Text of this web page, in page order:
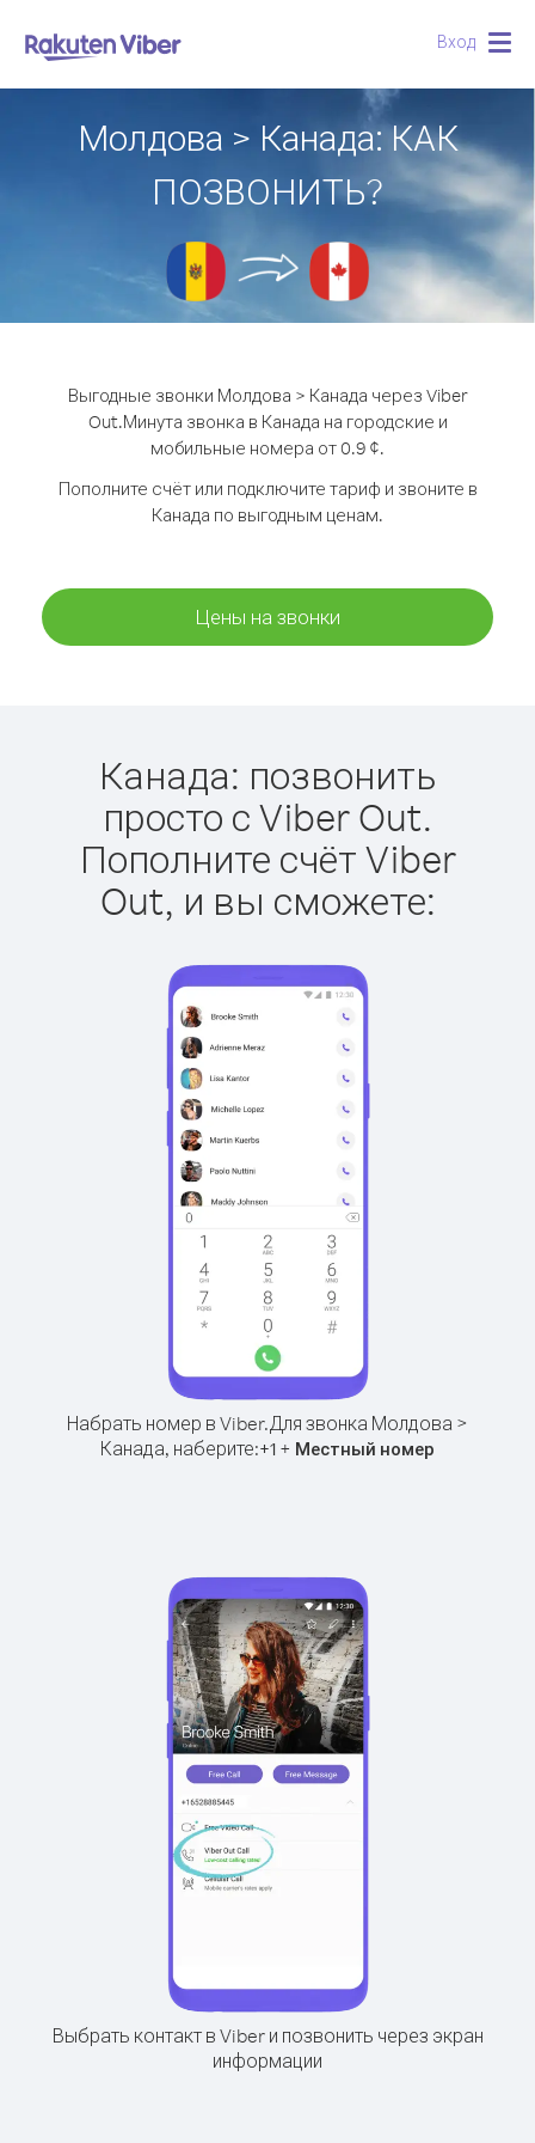
Вход
Молдова > Канада: КАК
ПОЗВОНИТЬ?
Выгодные звонки Молдова > Канада через Viber
Out.Минута звонка в Канада на городские и
мобильные номера от 0.9 ¢.
Пополните счёт или подключите тариф и звоните в
Канада по выгодным ценам.
Цены на звонки
Канада: позвонить
просто с Viber Out.
Пополните счёт Viber
Out, и вы сможете:
Набрать номер в Viber.Для звонка Молдова >
Канада, наберите:+1 + Местный номер
Выбрать контакт в Viber и позвонить через экран
информации